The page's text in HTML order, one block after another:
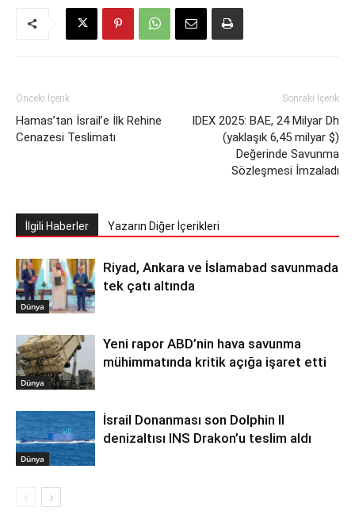
Önceki İçerik
Hamas’tan İsrail’e İlk Rehine
Cenazesi Teslimatı
Sonraki İçerik
IDEX 2025: BAE, 24 Milyar Dh
(yaklaşık 6,45 milyar $)
Değerinde Savunma
Sözleşmesi İmzaladı
İlgili Haberler Yazarın Diğer İçerikleri
Dünya
Riyad, Ankara ve İslamabad savunmada
tek çatı altında
Dünya
Yeni rapor ABD’nin hava savunma
mühimmatında kritik açığa işaret etti
Dünya
İsrail Donanması son Dolphin II
denizaltısı INS Drakon’u teslim aldı